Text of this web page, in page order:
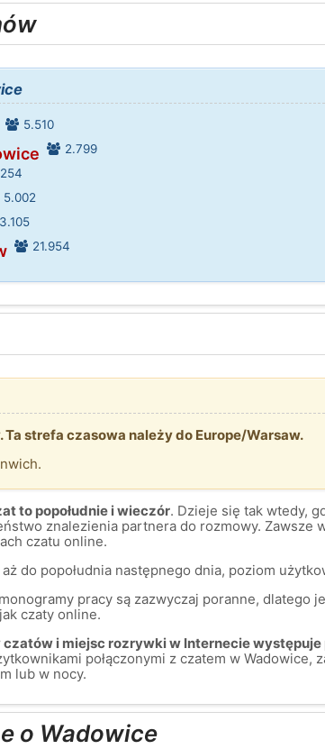
5.510
2.799
5.002
3.105
21.954
strefa czasowa należy do Europe/Warsaw.
to popołudnie i wieczór. Dzieje się tak wtedy,
znalezienia partnera do rozmowy. Zawsze
czatu online.
do popołudnia następnego dnia, poziom
pracy są zazwyczaj poranne, dlatego
czaty online.
i miejsc rozrywki w Internecie występuje
połączonymi z czatem w Wadowice,
lub w nocy.
o Wadowice